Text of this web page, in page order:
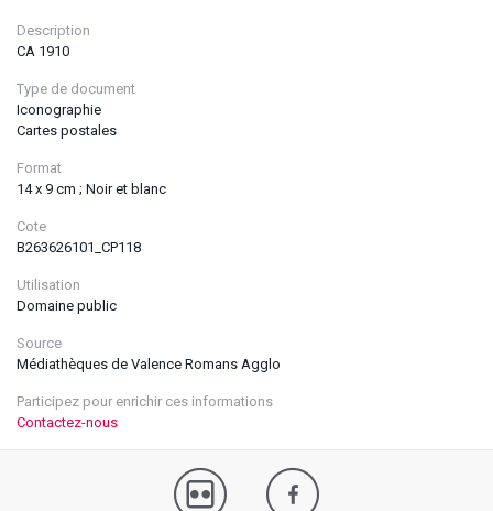
Description
CA 1910
Type de document
Iconographie
Cartes postales
Format
14 x 9 cm ; Noir et blanc
Cote
B263626101_CP118
Utilisation
Domaine public
Source
Médiathèques de Valence Romans Agglo
Participez pour enrichir ces informations
Contactez-nous